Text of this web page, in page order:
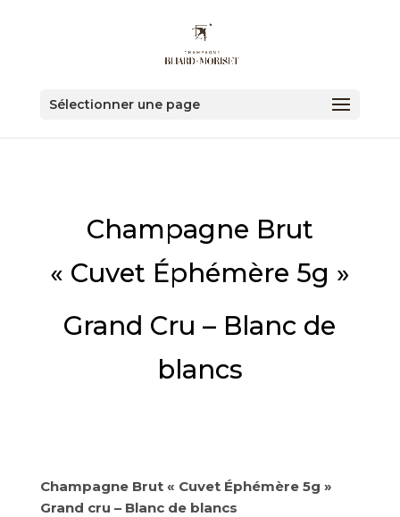
Sélectionner une page
Champagne Brut
« Cuvet Éphémère 5g »
Grand Cru – Blanc de
blancs
Champagne Brut « Cuvet Éphémère 5g »
Grand cru – Blanc de blancs